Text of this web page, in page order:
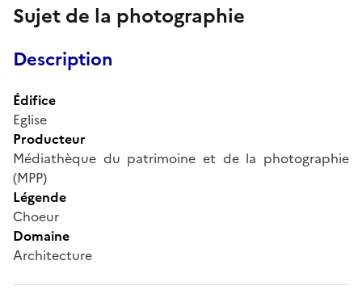
Sujet de la photographie
Description
Édifice
Eglise
Producteur
Médiathèque du patrimoine et de la photographie
(MPP)
Légende
Choeur
Domaine
Architecture